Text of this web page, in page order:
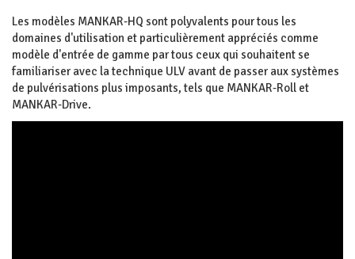
Les modèles MANKAR-HQ sont polyvalents pour tous les
domaines d'utilisation et particulièrement appréciés comme
modèle d'entrée de gamme par tous ceux qui souhaitent se
familiariser avec la technique ULV avant de passer aux systèmes
de pulvérisations plus imposants, tels que MANKAR-Roll et
MANKAR-Drive.